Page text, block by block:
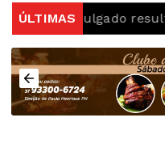
ÚLTIMAS
divulgado resultado de